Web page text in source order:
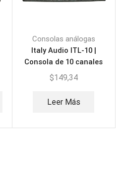
Consolas análogas
Italy Audio ITL-10 |
Consola de 10 canales
$149,34
Leer Más